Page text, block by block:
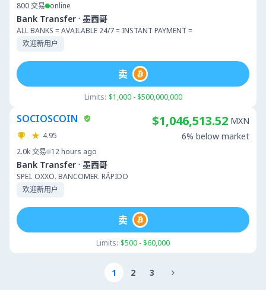
800交易 online
Bank Transfer · 墨西哥
ALL BANKS = AVAILABLE 24/7 = INSTANT PAYMENT =
欢迎新用户
Limits: $1,000 - $500,000,000
卖
SOCIOSCOIN
4.95
2.0k交易 12 hours ago
Bank Transfer · 墨西哥
SPEI. OXXO. BANCOMER. RÁPIDO
欢迎新用户
$1,046,513.52 MXN
6% below market
Limits: $500 - $60,000
卖
1 2 3 